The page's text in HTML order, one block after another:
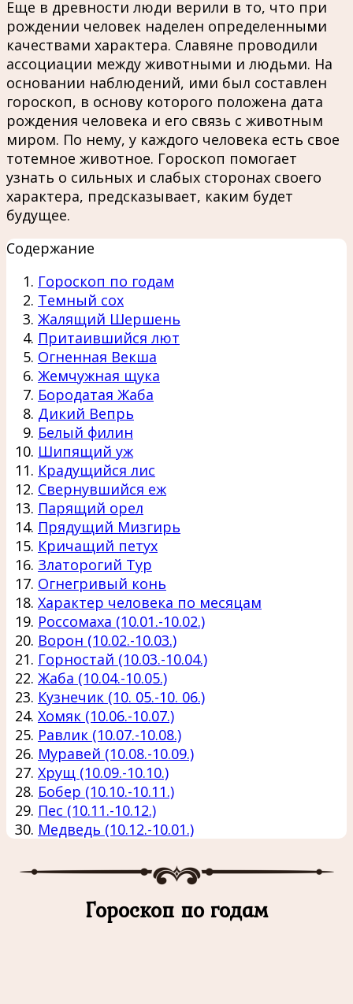
Еще в древности люди верили в то, что при
рождении человек наделен определенными
качествами характера. Славяне проводили
ассоциации между животными и людьми. На
основании наблюдений, ими был составлен
гороскоп, в основу которого положена дата
рождения человека и его связь с животным
миром. По нему, у каждого человека есть свое
тотемное животное. Гороскоп помогает
узнать о сильных и слабых сторонах своего
характера, предсказывает, каким будет
будущее.
Содержание
Гороскоп по годам
Темный сох
Жалящий Шершень
Притаившийся лют
Огненная Векша
Жемчужная щука
Бородатая Жаба
Дикий Вепрь
Белый филин
Шипящий уж
Крадущийся лис
Свернувшийся еж
Парящий орел
Прядущий Мизгирь
Кричащий петух
Златорогий Тур
Огнегривый конь
Характер человека по месяцам
Россомаха (10.01.-10.02.)
Ворон (10.02.-10.03.)
Горностай (10.03.-10.04.)
Жаба (10.04.-10.05.)
Кузнечик (10. 05.-10. 06.)
Хомяк (10.06.-10.07.)
Равлик (10.07.-10.08.)
Муравей (10.08.-10.09.)
Хрущ (10.09.-10.10.)
Бобер (10.10.-10.11.)
Пес (10.11.-10.12.)
Медведь (10.12.-10.01.)
Гороскоп по годам